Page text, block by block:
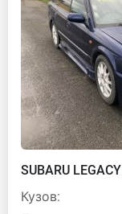
SUBARU LEGACY
Кузов: